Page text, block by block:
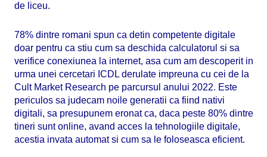
de liceu.
78% dintre romani spun ca detin competente digitale
doar pentru ca stiu cum sa deschida calculatorul si sa
verifice conexiunea la internet, asa cum am descoperit in
urma unei cercetari ICDL derulate impreuna cu cei de la
Cult Market Research pe parcursul anului 2022. Este
periculos sa judecam noile generatii ca fiind nativi
digitali, sa presupunem eronat ca, daca peste 80% dintre
tineri sunt online, avand acces la tehnologiile digitale,
acestia invata automat si cum sa le foloseasca eficient.